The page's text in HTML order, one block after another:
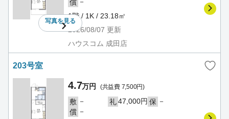
写真を見る
償
1階 / 1K / 23.18㎡
2026/08/07 更新
ハウスコム 成田店
203号室
4.7万円 (共益費 7,500円)
敷 － 礼47,000円 保 －
償 －